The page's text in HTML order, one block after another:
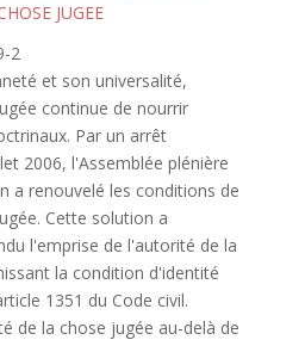
JUGEE
2
et son universalité,
continue de nourrir
Par un arrêt
2006, l'Assemblée plénière
a renouvelé les conditions de
Cette solution a
l'emprise de l'autorité de la
la condition d'identité
1351 du Code civil.
de la chose jugée au-delà de